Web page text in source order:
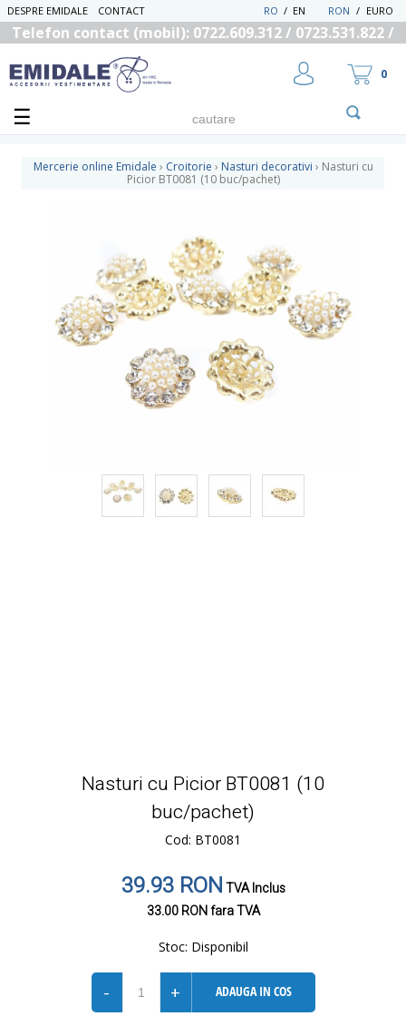
DESPRE EMIDALE CONTACT RON / EURO
EN
/
RO
Telefon contact (mobil): 0722.609.312 / 0723.531.822 /
0
Mercerie online Emidale › Croitorie › Nasturi decorativi › Nasturi cu
Picior BT0081 (10 buc/pachet)
Nasturi cu Picior BT0081 (10
buc/pachet)
Cod: BT0081
39.93 RONTVA Inclus
33.00 RONfara TVA
Stoc: Disponibil
- + ADAUGA IN COS